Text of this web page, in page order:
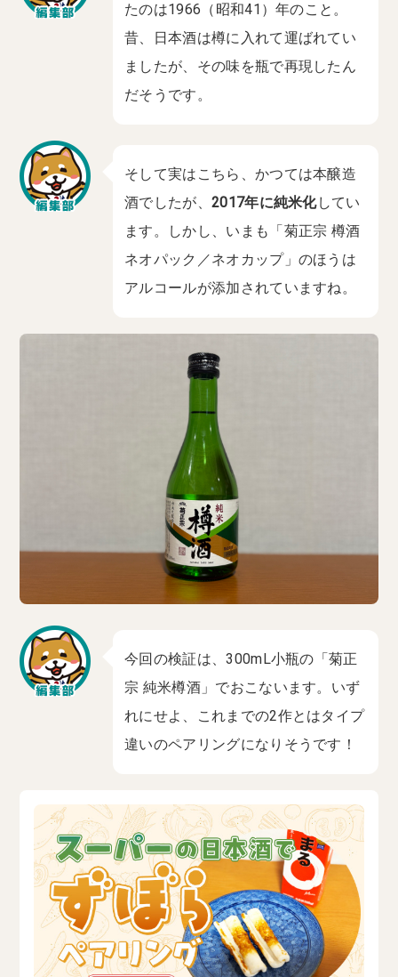
たのは1966（昭和41）年のこと。
昔、日本酒は樽に入れて運ばれてい
ましたが、その味を瓶で再現したん
だそうです。
そして実はこちら、かつては本醸造
酒でしたが、 2017年に純米化してい
ます。しかし、いまも「菊正宗 樽酒
ネオパック／ネオカップ」のほうは
アルコールが添加されていますね。
今回の検証は、300mL小瓶の「菊正
宗 純米樽酒」でおこないます。いず
れにせよ、これまでの2作とはタイプ
違いのペアリングになりそうです！